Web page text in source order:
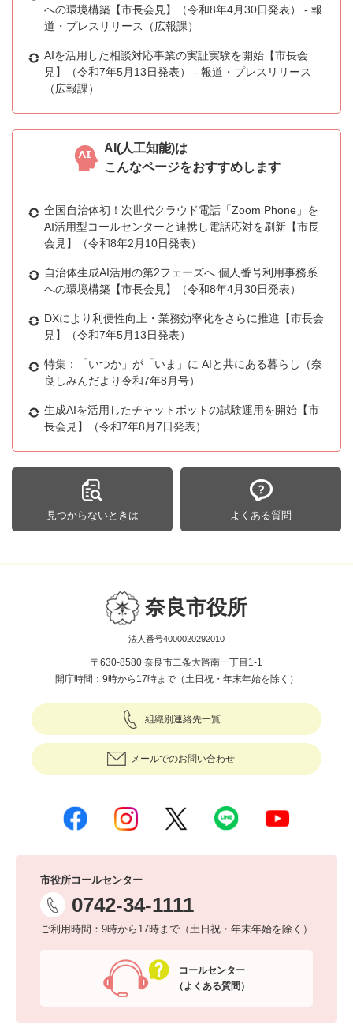
への環境構築【市長会見】（令和8年4月30日発表） - 報
道・プレスリリース（広報課）
AIを活用した相談対応事業の実証実験を開始【市長会
見】（令和7年5月13日発表） - 報道・プレスリリース
（広報課）
AI(人工知能)は
こんなページをおすすめします
全国自治体初！次世代クラウド電話「Zoom Phone」を
AI活用型コールセンターと連携し電話応対を刷新【市長
会見】（令和8年2月10日発表）
自治体生成AI活用の第2フェーズへ 個人番号利用事務系
への環境構築【市長会見】（令和8年4月30日発表）
DXにより利便性向上・業務効率化をさらに推進【市長会
見】（令和7年5月13日発表）
特集：「いつか」が「いま」に AIと共にある暮らし（奈
良しみんだより令和7年8月号）
生成AIを活用したチャットボットの試験運用を開始【市
長会見】（令和7年8月7日発表）
見つからないときは よくある質問
奈良市役所
法人番号4000020292010
〒630-8580 奈良市二条大路南一丁目1-1
開庁時間：9時から17時まで（土日祝・年末年始を除く）
組織別連絡先一覧
メールでのお問い合わせ
市役所コールセンター
0742-34-1111
ご利用時間：9時から17時まで（土日祝・年末年始を除く）
コールセンター
（よくある質問）